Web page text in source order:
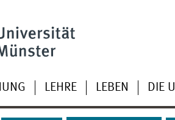
LEHRE LEBEN DIE